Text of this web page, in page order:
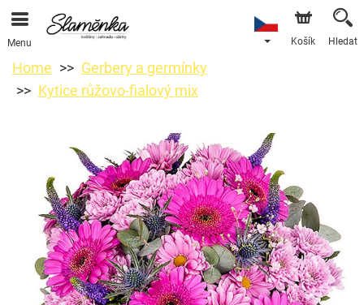
Menu Košík Hledat
Home
Gerbery a germínky
Kytice růžovo-fialový mix